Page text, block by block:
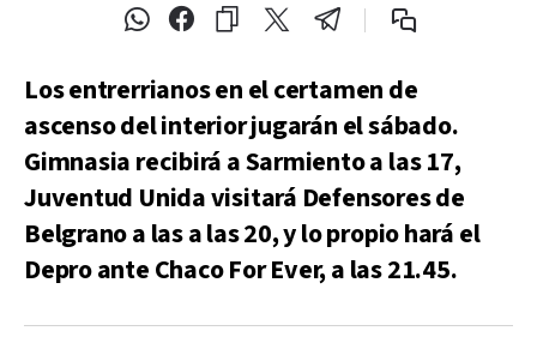
Los entrerrianos en el certamen de
ascenso del interior jugarán el sábado.
Gimnasia recibirá a Sarmiento a las 17,
Juventud Unida visitará Defensores de
Belgrano a las a las 20, y lo propio hará el
Depro ante Chaco For Ever, a las 21.45.